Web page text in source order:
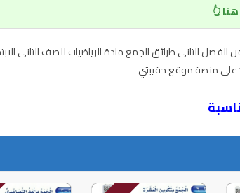
👆
الدرس الثامن استقصاء حل المسألة اختار خطة مناسبة 2-8 من الفصل الثاني طرائق الجمع مادة